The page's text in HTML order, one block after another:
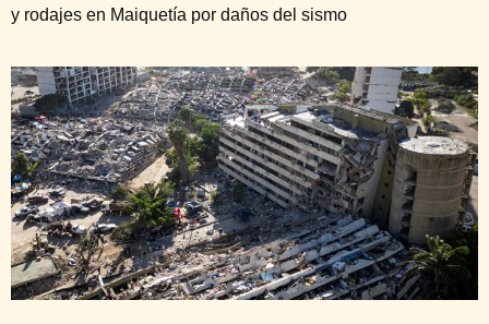
y rodajes en Maiquetía por daños del sismo